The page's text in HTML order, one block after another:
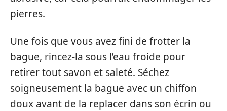
pierres.
Une fois que vous avez fini de frotter la
bague, rincez-la sous l’eau froide pour
retirer tout savon et saleté. Séchez
soigneusement la bague avec un chiffon
doux avant de la replacer dans son écrin ou